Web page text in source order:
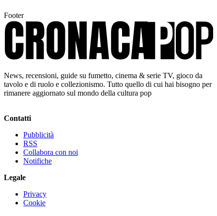
Footer
News, recensioni, guide su fumetto, cinema & serie TV, gioco da
tavolo e di ruolo e collezionismo. Tutto quello di cui hai bisogno per
rimanere aggiornato sul mondo della cultura pop
Contatti
Pubblicità
RSS
Collabora con noi
Notifiche
Legale
Privacy
Cookie